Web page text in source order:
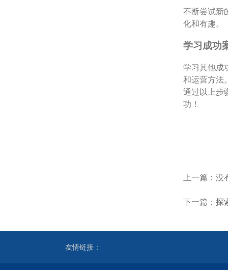
不断尝试新
化和有趣。
学习成功
学习其他成
和运营方法
通过以上步
功！
上一篇：没
下一篇： 探
友情链接：